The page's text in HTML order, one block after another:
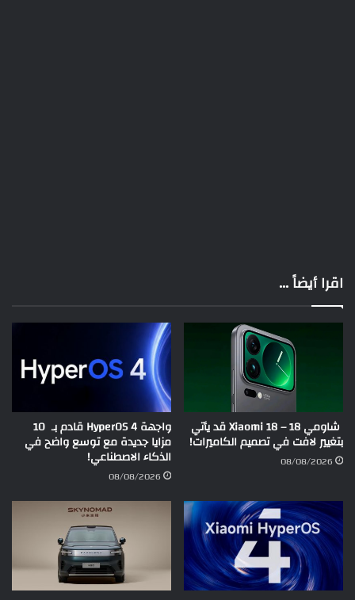
اقرا أيضاً ...
شاومي 18 – Xiaomi 18 قد يأتي
بتغيير لافت في تصميم الكاميرات!
08/08/2026
واجهة HyperOS 4 قادم بـ 10
مزايا جديدة مع توسع واضح في
الذكاء الاصطناعي!
08/08/2026